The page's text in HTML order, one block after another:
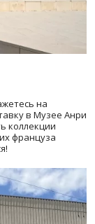
на
в Музее Анри
коллекции
француза